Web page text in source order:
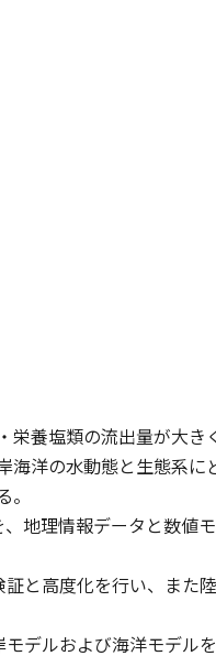
養塩類の流出量が大
洋の水動態と生態系に
地理情報データと数値
と高度化を行い、また
デルおよび海洋モデル